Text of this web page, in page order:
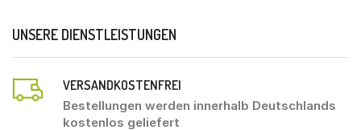
UNSERE DIENSTLEISTUNGEN
VERSANDKOSTENFREI
Bestellungen werden innerhalb Deutschlands
kostenlos geliefert